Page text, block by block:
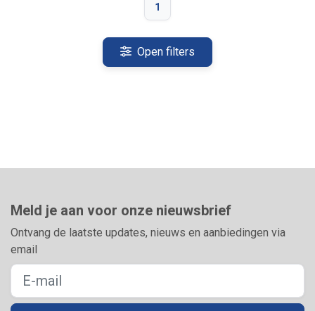
1
Open filters
Meld je aan voor onze nieuwsbrief
Ontvang de laatste updates, nieuws en aanbiedingen via
email